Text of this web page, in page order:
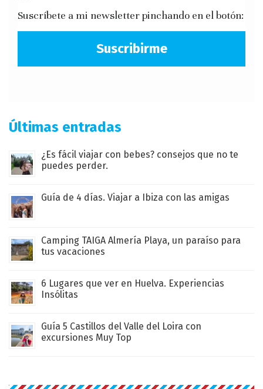
Suscríbete a mi newsletter pinchando en el botón:
Suscribirme
Últimas entradas
¿Es fácil viajar con bebes? consejos que no te
puedes perder.
Guía de 4 días. Viajar a Ibiza con las amigas
Camping TAIGA Almería Playa, un paraíso para
tus vacaciones
6 Lugares que ver en Huelva. Experiencias
Insólitas
Guía 5 Castillos del Valle del Loira con
excursiones Muy Top